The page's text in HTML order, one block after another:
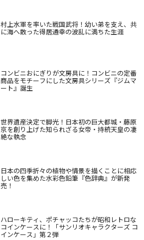
村上水軍を率いた戦国武将！幼い弟を支え、共
に海へ散った得居通幸の波乱に満ちた生涯
コンビニおにぎりが文房具に！コンビニの定番
商品をモチーフにした文房具シリーズ『ジムマ
ート』誕生
世界遺産決定で脚光！日本初の巨大都城・藤原
京を創り上げた知られざる女帝・持統天皇の凄
絶な執念
日本の四季折々の植物や情景を描くことに相応
しい色を集めた水彩色鉛筆『色辞典』が新発
売！
ハローキティ、ポチャッコたちが昭和レトロな
コインケースに！「サンリオキャラクターズ コ
インケース」第２弾